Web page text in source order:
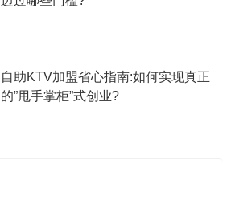
自助KTV加盟省心指南:如何实现真正
的”甩手掌柜”式创业?